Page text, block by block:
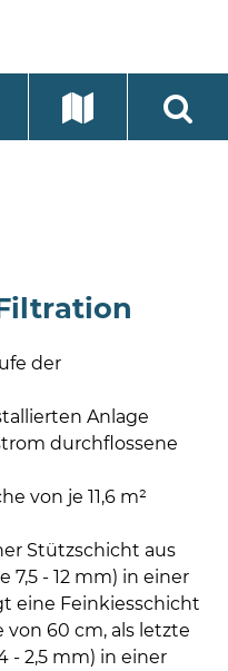
der
Anlage
durchflossene
von je 11,6 m²
Stützschicht aus
7,5 - 12 mm) in einer
eine Feinkiesschicht
von 60 cm, als letzte
- 2,5 mm) in einer